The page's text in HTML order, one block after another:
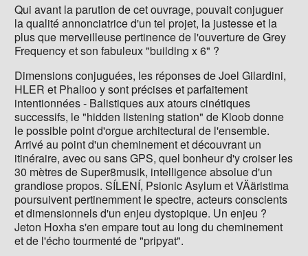
Qui avant la parution de cet ouvrage, pouvait conjuguer
la qualité annonciatrice d'un tel projet, la justesse et la
plus que merveilleuse pertinence de l'ouverture de Grey
Frequency et son fabuleux "building x 6" ?
Dimensions conjuguées, les réponses de Joel Gilardini,
HLER et Phalioo y sont précises et parfaitement
intentionnées - Balistiques aux atours cinétiques
successifs, le "hidden listening station" de Kloob donne
le possible point d'orgue architectural de l'ensemble.
Arrivé au point d'un cheminement et découvrant un
itinéraire, avec ou sans GPS, quel bonheur d'y croiser les
30 mètres de Super8musik, intelligence absolue d'un
grandiose propos. SÍLENÍ, Psionic Asylum et VÄäristima
poursuivent pertinemment le spectre, acteurs conscients
et dimensionnels d'un enjeu dystopique. Un enjeu ?
Jeton Hoxha s'en empare tout au long du cheminement
et de l'écho tourmenté de "pripyat".